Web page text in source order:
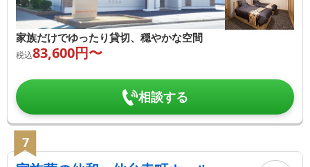
家族だけでゆったり貸切、穏やかな空間
税込83,600円〜
相談する
7